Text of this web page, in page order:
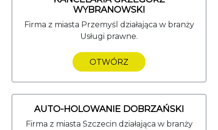
WYBRANOWSKI
Firma z miasta Przemyśl działająca w branży
Usługi prawne.
OTWÓRZ
AUTO-HOLOWANIE DOBRZAŃSKI
Firma z miasta Szczecin działająca w branży